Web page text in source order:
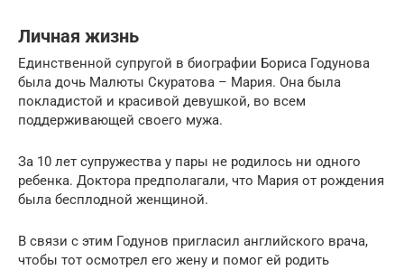
Личная жизнь
Единственной супругой в биографии Бориса Годунова
была дочь Малюты Скуратова – Мария. Она была
покладистой и красивой девушкой, во всем
поддерживающей своего мужа.
За 10 лет супружества у пары не родилось ни одного
ребенка. Доктора предполагали, что Мария от рождения
была бесплодной женщиной.
В связи с этим Годунов пригласил английского врача,
чтобы тот осмотрел его жену и помог ей родить